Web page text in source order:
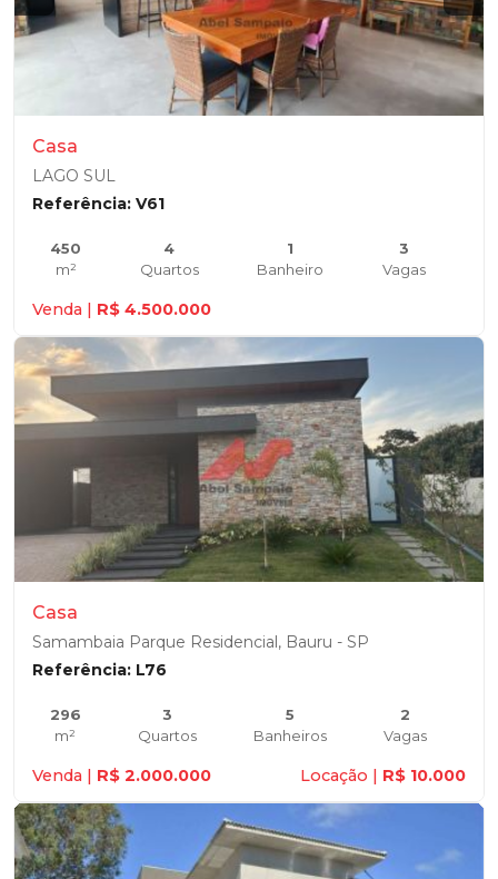
Casa
LAGO SUL
Referência: V61
450
m²
4
Quartos
1
Banheiro
3
Vagas
Venda | R$ 4.500.000
Casa
Samambaia Parque Residencial, Bauru - SP
Referência: L76
296
m²
3
Quartos
5
Banheiros
2
Vagas
Venda | R$ 2.000.000 Locação | R$ 10.000